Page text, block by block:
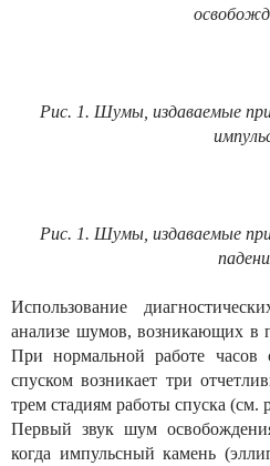
Рис. 1. Шумы, издаваемые
Рис. 1. Шумы, издаваемые
Использование
анализе шумов, возникающих в
При нормальной работе
спуском возникает три
трем стадиям работы спуска (см.
Первый звук шум
когда импульсный камень